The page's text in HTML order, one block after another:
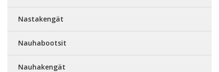
Nastakengät
Nauhabootsit
Nauhakengät